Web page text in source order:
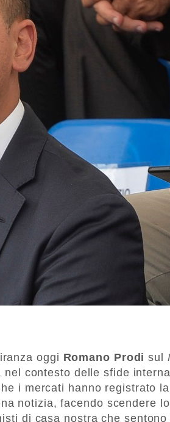
oggi Romano Prodi sul
contesto delle sfide
i mercati hanno registrato
notizia, facendo scendere
di casa nostra che